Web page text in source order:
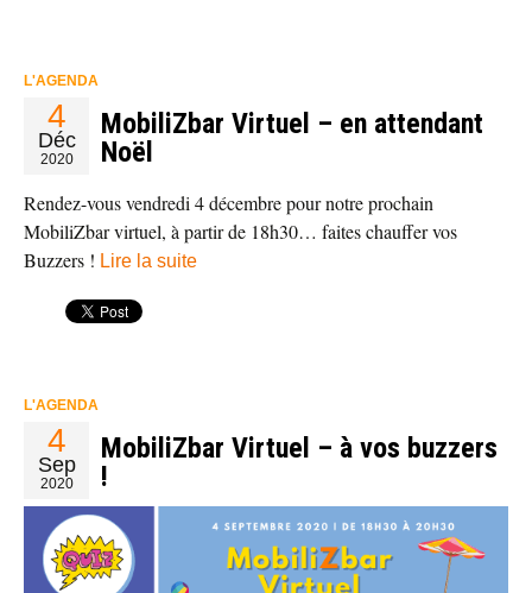
L'AGENDA
4
Déc
2020
MobiliZbar Virtuel – en attendant
Noël
Rendez-vous vendredi 4 décembre pour notre prochain
MobiliZbar virtuel, à partir de 18h30… faites chauffer vos
Buzzers ! Lire la suite
L'AGENDA
4
Sep
2020
MobiliZbar Virtuel – à vos buzzers
!